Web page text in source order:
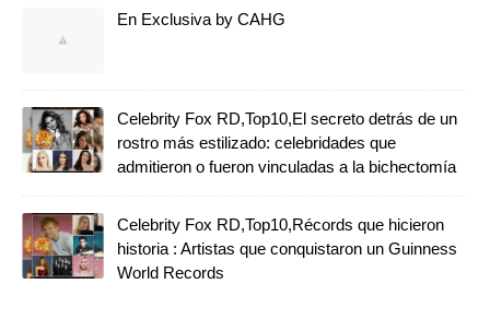
En Exclusiva by CAHG
Celebrity Fox RD,Top10,El secreto detrás de un
rostro más estilizado: celebridades que
admitieron o fueron vinculadas a la bichectomía
Celebrity Fox RD,Top10,Récords que hicieron
historia : Artistas que conquistaron un Guinness
World Records